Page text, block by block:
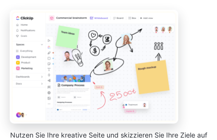
Nutzen Sie Ihre kreative Seite und skizzieren Sie Ihre Ziele auf